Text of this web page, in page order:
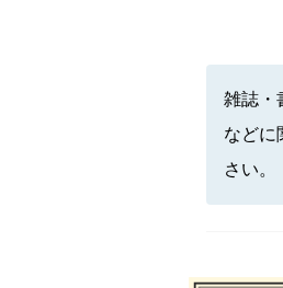
雑誌・
などに
さい。